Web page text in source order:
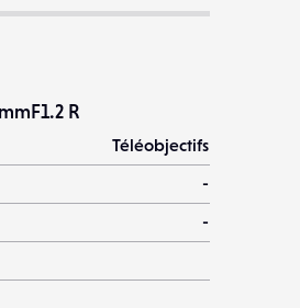
R
Téléobjectifs
-
-